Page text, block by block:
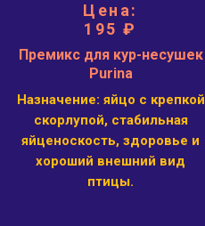
Цена:
195 ₽
Премикс для кур-несушек
Purina
Назначение: яйцо с крепкой
скорлупой, стабильная
яйценоскость, здоровье и
хороший внешний вид
птицы.